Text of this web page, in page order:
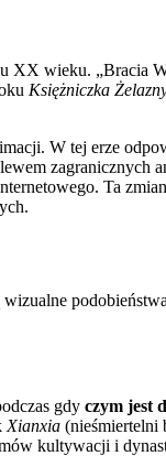
XX wieku. „Bracia
Księżniczka
W tej erze
zagranicznych
Ta
gdy czym jest
Xianxia (nieśmiertelni
kultywacji i